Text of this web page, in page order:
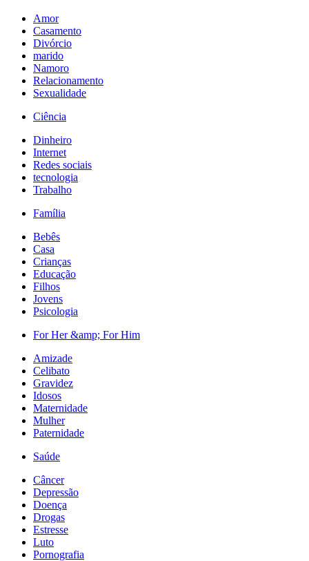
Amor
Casamento
Divórcio
marido
Namoro
Relacionamento
Sexualidade
Ciência
Dinheiro
Internet
Redes sociais
tecnologia
Trabalho
Família
Bebês
Casa
Crianças
Educação
Filhos
Jovens
Psicologia
For Her &amp; For Him
Amizade
Celibato
Gravidez
Idosos
Maternidade
Mulher
Paternidade
Saúde
Câncer
Depressão
Doença
Drogas
Estresse
Luto
Pornografia